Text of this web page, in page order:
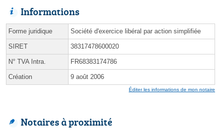
Informations
Forme juridique Société d'exercice libéral par action simplifiée
SIRET 38317478600020
N° TVA Intra. FR68383174786
Création 9 août 2006
Éditer les informations de mon notaire
Notaires à proximité